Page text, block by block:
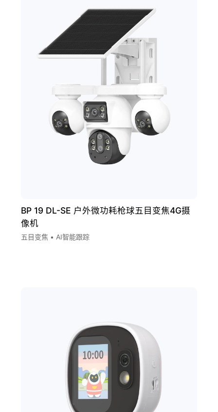
BP 19 DL-SE 户外微功耗枪球五目变焦4G摄
像机
五目变焦 • AI智能跟踪